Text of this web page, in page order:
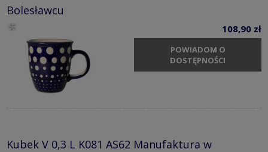
Bolesławcu
108,90 zł
POWIADOM O
DOSTĘPNOŚCI
Kubek V 0,3 L K081 AS62 Manufaktura w